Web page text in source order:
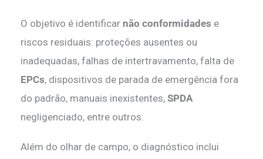
O objetivo é identificar não conformidades e
riscos residuais: proteções ausentes ou
inadequadas, falhas de intertravamento, falta de
EPCs, dispositivos de parada de emergência fora
do padrão, manuais inexistentes, SPDA
negligenciado, entre outros.
Além do olhar de campo, o diagnóstico inclui